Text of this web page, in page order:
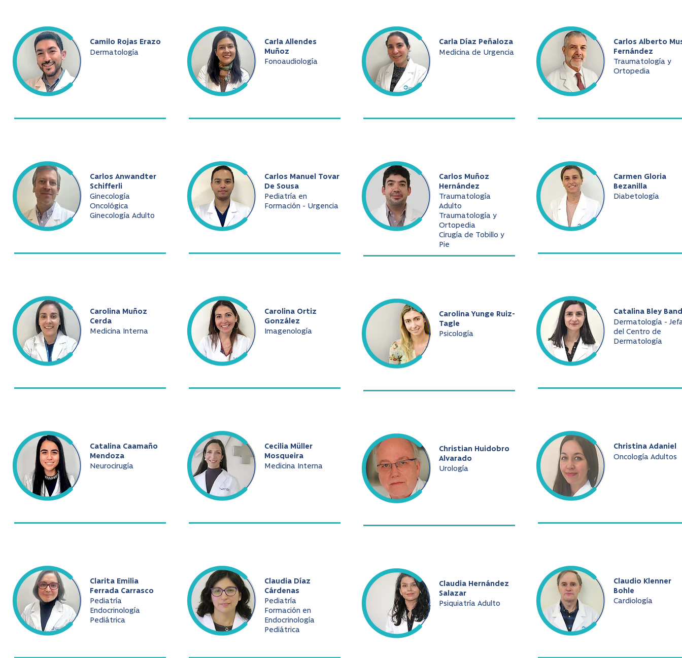
Camilo Rojas Erazo
Dermatología
Carlos Anwandter
Schifferli
Ginecología
Oncológica
Ginecología Adulto
Carolina Muñoz
Cerda
Medicina Interna
Catalina Caamaño
Mendoza
Neurocirugía
Clarita Emilia
Ferrada Carrasco
Pediatría
Endocrinología
Pediátrica
Carla Allendes
Muñoz
Fonoaudiología
Carlos Manuel Tovar
De Sousa
Pediatría en
Formación - Urgencia
Carolina Ortiz
González
Imagenología
Cecilia Müller
Mosqueira
Medicina Interna
Claudia Díaz
Cárdenas
Pediatría
Formación en
Endocrinología
Pediátrica
Carla Díaz Peñaloza
Medicina de Urgencia
Carlos Muñoz
Hernández
Traumatología
Adulto
Traumatología y
Ortopedia
Cirugía de Tobillo y
Pie
Carolina Yunge Ruiz-
Tagle
Psicología
Christian Huidobro
Alvarado
Urología
Claudia Hernández
Salazar
Psiquiatría Adulto
Carlos Alberto
Fernández
Traumatología y
Ortopedia
Carmen Gloria
Bezanilla
Diabetología
Catalina Bley
Dermatología -
del Centro de
Dermatología
Christina Adaniel
Oncología Adultos
Claudio Klenner
Bohle
Cardiología